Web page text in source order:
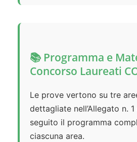
📚 Programma e
Concorso Laureati
Le prove vertono su tre
dettagliate nell’Allegato n.
seguito il programma
ciascuna area.